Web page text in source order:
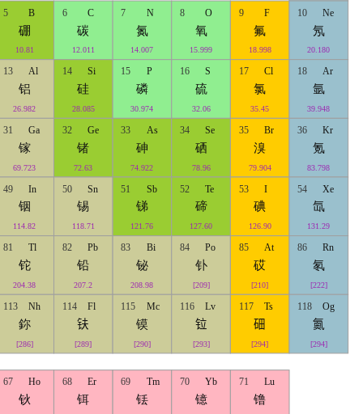
5 B
硼
10.81
6 C
碳
12.011
7 N
氮
14.007
8 O
氧
15.999
9 F
氟
18.998
10 Ne
氖
20.180
13 Al
铝
26.982
14 Si
硅
28.085
15 P
磷
30.974
16 S
硫
32.06
17 Cl
氯
35.45
18 Ar
氩
39.948
31 Ga
镓
69.723
32 Ge
锗
72.63
33 As
砷
74.922
34 Se
硒
78.96
35 Br
溴
79.904
36 Kr
氪
83.798
49 In
铟
114.82
50 Sn
锡
118.71
51 Sb
锑
121.76
52 Te
碲
127.60
53 I
碘
126.90
54 Xe
氙
131.29
81 Tl
铊
204.38
82 Pb
铅
207.2
83 Bi
铋
208.98
84 Po
钋
[209]
85 At
砹
[210]
86 Rn
氡
[222]
113 Nh
鉨
[286]
114 Fl
𫓧
[289]
115 Mc
镆
[290]
116 Lv
𫟷
[293]
117 Ts
鿬
[294]
118 Og
鿫
[294]
67 Ho
钬
68 Er
铒
69 Tm
铥
70 Yb
镱
71 Lu
镥